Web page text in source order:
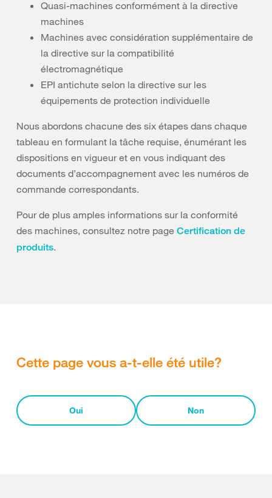
Quasi-machines conformément à la directive
machines
Machines avec considération supplémentaire de
la directive sur la compatibilité
électromagnétique
EPI antichute selon la directive sur les
équipements de protection individuelle
Nous abordons chacune des six étapes dans chaque
tableau en formulant la tâche requise, énumérant les
dispositions en vigueur et en vous indiquant des
documents d’accompagnement avec les numéros de
commande correspondants.
Pour de plus amples informations sur la conformité
des machines, consultez notre page Certification de
produits.
Cette page vous a-t-elle été utile?
Oui Non